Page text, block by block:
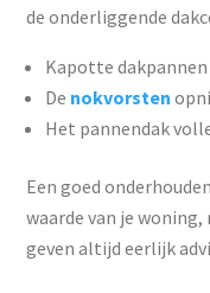
de onderliggende
Kapotte dakpannen
De nokvorsten
Het pannendak
Een goed
waarde van je
geven altijd eerlijk